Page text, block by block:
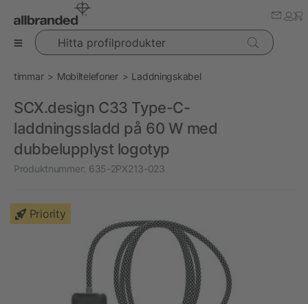
Hitta profilprodukter
timmar Mobiltelefoner Laddningskabel
SCX.design C33 Type-C-
laddningssladd på 60 W med
dubbelupplyst logotyp
Produktnummer: 635-2PX213-023
Priority